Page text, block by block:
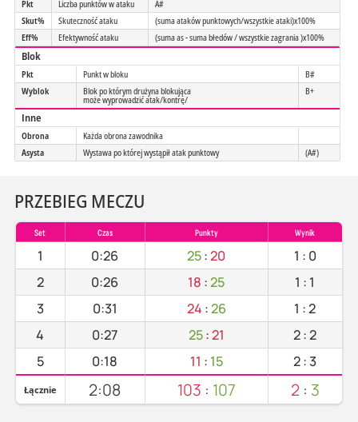
Pkt
Liczba punktów w ataku
A#
Skut%
Skuteczność ataku
(suma ataków punktowych/wszystkie ataki)x100%
Eff%
Efektywność ataku (suma as - suma błedów / wszystkie zagrania )x100%
Blok
Pkt Punkt w bloku
B#
Wyblok
Blok po którym drużyna blokująca
może wyprowadzić atak/kontrę/
B+
Inne
Obrona
Każda obrona zawodnika
Asysta
Wystawa po której wystąpił atak punktowy (A#)
PRZEBIEG MECZU
Set Czas Punkty Wynik
1 0:26 25:20 1 : 0
2
0:26 18 :25 1 : 1
3
0:31 24 :26 1 :2
4
0:27 25:21 2:2
5
0:18 11 : 15 2:3
Łącznie 2:08 103 : 107 2 : 3